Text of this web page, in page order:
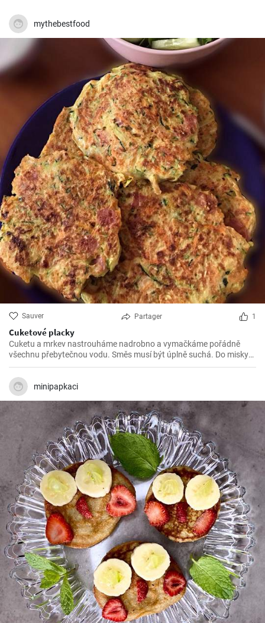
mythebestfood
Sauver Partager 1
Cuketové placky
Cuketu a mrkev nastrouháme nadrobno a vymačkáme pořádně
všechnu přebytečnou vodu. Směs musí být úplně suchá. Do misky
přidáme k zelenině dvě vajíčka, mouku a nadrobno nakrájenou
šunku. Můžeme přidat i sýr pro lepší chuť. Jemně osolíme a pořádně
promícháme. Lžící dávkujeme směs na rozpálenou pánev s olejem a
tvarujeme asi 1 cm vysoké placky. Smažíme asi 5-7 min. z každé
strany. Můžeme podávat s jogurtovým dipem nebo cottage sýrem.
minipapkaci